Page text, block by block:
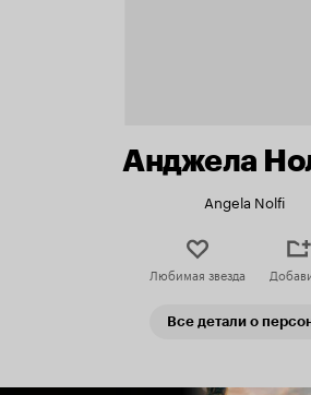
Анджела
Angela Nolfi
Любимая звезда
Все детали о